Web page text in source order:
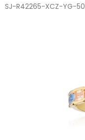
SJ-R42265-XCZ-YG-50